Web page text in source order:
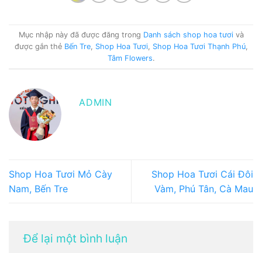
Mục nhập này đã được đăng trong Danh sách shop hoa tươivà
được gắn thẻ Bến Tre, Shop Hoa Tươi, Shop Hoa Tươi Thạnh Phú,
Tâm Flowers.
ADMIN
Shop Hoa Tươi Mỏ Cày
Nam, Bến Tre
Shop Hoa Tươi Cái Đôi
Vàm, Phú Tân, Cà Mau
Để lại một bình luận